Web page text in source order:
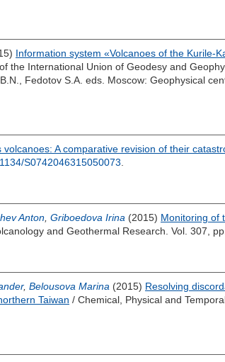
Information system «Volcanoes of the Kurile-
the International Union of Geodesy and
Fedotov S.A. eds. Moscow: Geophysical
A comparative revision of their
S0742046315050073
Anton Griboedova Irina (2015) Monitoring of
and Geothermal Research. Vol. 307,
, Belousova Marina (2015) Resolving
Taiwan / Chemical, Physical and